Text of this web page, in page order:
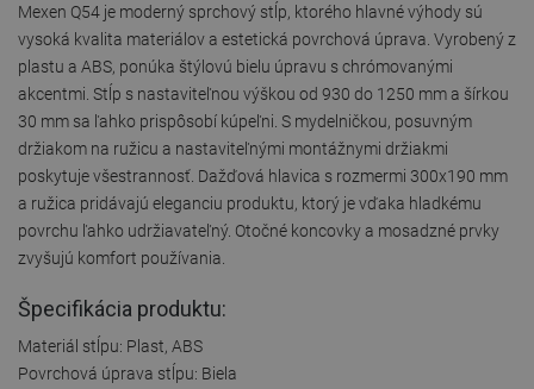
Mexen Q54 je moderný sprchový stĺp, ktorého hlavné výhody sú
vysoká kvalita materiálov a estetická povrchová úprava. Vyrobený z
plastu a ABS, ponúka štýlovú bielu úpravu s chrómovanými
akcentmi. Stĺp s nastaviteľnou výškou od 930 do 1250 mm a šírkou
30 mm sa ľahko prispôsobí kúpeľni. S mydelničkou, posuvným
držiakom na ružicu a nastaviteľnými montážnymi držiakmi
poskytuje všestrannosť. Dažďová hlavica s rozmermi 300x190 mm
a ružica pridávajú eleganciu produktu, ktorý je vďaka hladkému
povrchu ľahko udržiavateľný. Otočné koncovky a mosadzné prvky
zvyšujú komfort používania.
Špecifikácia produktu:
Materiál stĺpu: Plast, ABS
Povrchová úprava stĺpu: Biela